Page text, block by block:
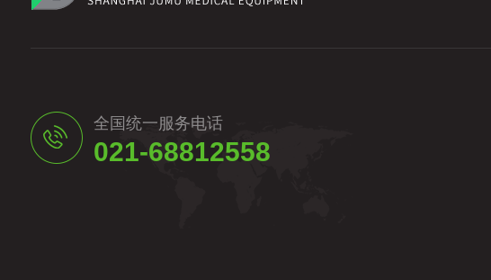
全国统一服务电话
021-68812558